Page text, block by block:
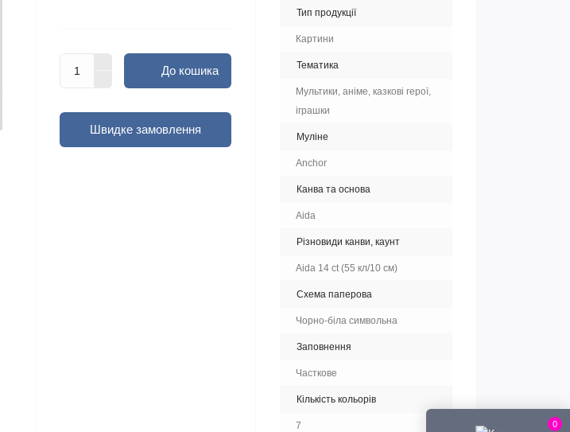
0
До кошика
Швидке замовлення
Тип продукції
Картини
Тематика
Мультики, аніме, казкові герої,
іграшки
Муліне
Anchor
Канва та основа
Aida
Різновиди канви, каунт
Aida 14 ct (55 кл/10 см)
Схема паперова
Чорно-біла символьна
Заповнення
Часткове
Кількість кольорів
7